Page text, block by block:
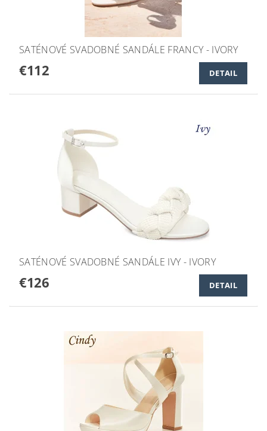
SATÉNOVÉ SVADOBNÉ SANDÁLE FRANCY - IVORY
€112 DETAIL
SATÉNOVÉ SVADOBNÉ SANDÁLE IVY - IVORY
€126 DETAIL